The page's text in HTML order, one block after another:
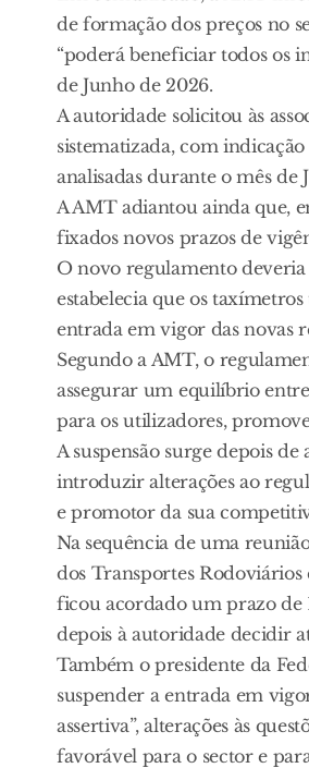
de formação dos preços no
“poderá beneficiar todos os
de Junho de 2026.
A autoridade solicitou às
sistematizada, com
analisadas durante o mês de
A AMT adiantou ainda que,
fixados novos prazos de
O novo regulamento
estabelecia que os
entrada em vigor das novas
Segundo a AMT, o
assegurar um equilíbrio
para os utilizadores,
A suspensão surge depois
introduzir alterações ao
e promotor da sua
Na sequência de uma
dos Transportes
ficou acordado um prazo de
depois à autoridade decidir
Também o presidente da
suspender a entrada em
assertiva”, alterações às
favorável para o sector e